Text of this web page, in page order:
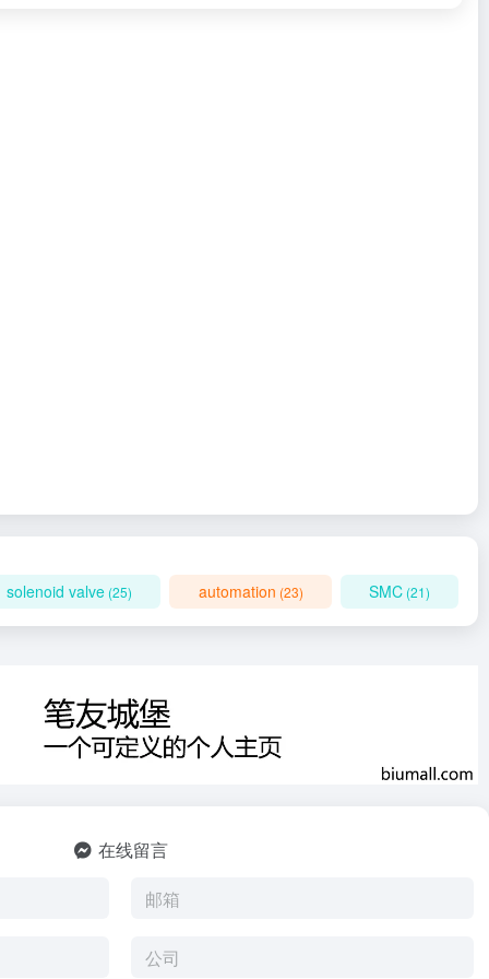
solenoid valve (25) automation (23) SMC(21)
在线留言